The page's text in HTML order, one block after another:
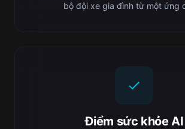
bộ đội xe gia đình từ một ứng
Điểm sức khỏe AI